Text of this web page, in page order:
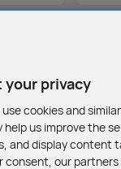
your privacy
cookies and
help us improve the
and display content
consent, our partners